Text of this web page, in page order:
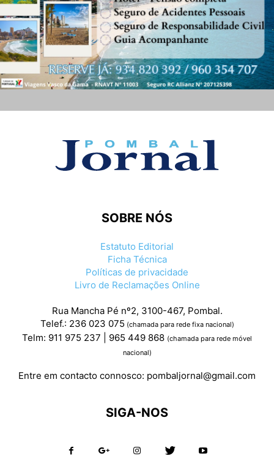
SOBRE NÓS
Estatuto Editorial
Ficha Técnica
Políticas de privacidade
Livro de Reclamações Online
Rua Mancha Pé nº2, 3100-467, Pombal.
Telef.: 236 023 075 (chamada para rede fixa nacional)
Telm: 911 975 237 | 965 449 868 (chamada para rede móvel
nacional)
Entre em contacto connosco: pombaljornal@gmail.com
SIGA-NOS